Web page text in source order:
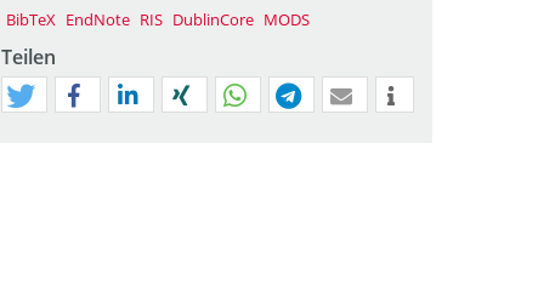
BibTeX EndNote RIS DublinCore MODS
Teilen